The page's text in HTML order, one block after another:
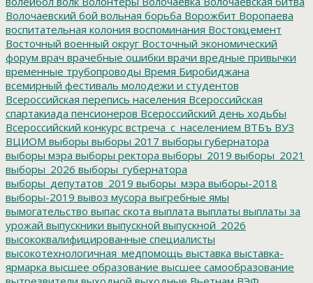
Волочаевский бой вольная борьба Ворожбит Воропаева
воспитательная колония воспоминания Востокцемент
Восточный военный округ Восточный экономический
форум врач врачебные ошибки врачи вредные привычки
временные трубопроводы Время Биробиджана
всемирный фестиваль молодежи и студентов
Всероссийская перепись населения Всероссийская
спартакиада пенсионеров Всероссийский день ходьбы
Всероссийский конкурс встреча_с_населением ВТБъ ВУЗ
ВЦИОМ выборы выборы 2017 выборы губернатора
выборы мэра выборы ректора выборы_2019 выборы_2021
выборы_2026 выборы_губернатора
выборы_депутатов_2019 выборы_мэра выборы-2018
выборы-2019 вывоз мусора выгребные ямы
вымогательство выпас скота выплата выплаты выплаты за
урожай выпускники выпускной выпускной_2026
высококвалифицированные специалисты
высокотехнологичная_медпомощь выставка выставка-
ярмарка высшее образование высшее самообразование